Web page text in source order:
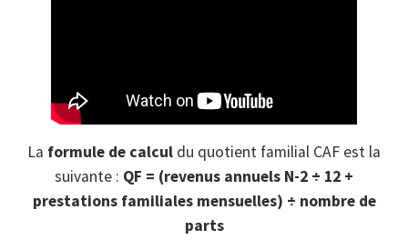
La formule de calcul du quotient familial CAF est la
suivante : QF = (revenus annuels N-2 ÷ 12 +
prestations familiales mensuelles) ÷ nombre de
parts